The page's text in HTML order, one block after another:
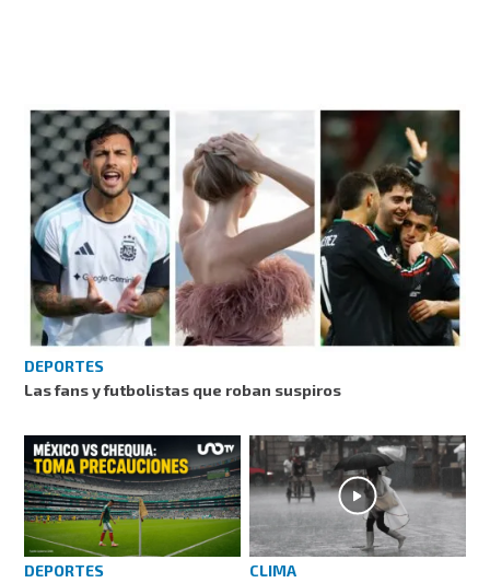
DEPORTES
Las fans y futbolistas que roban suspiros
DEPORTES
CLIMA